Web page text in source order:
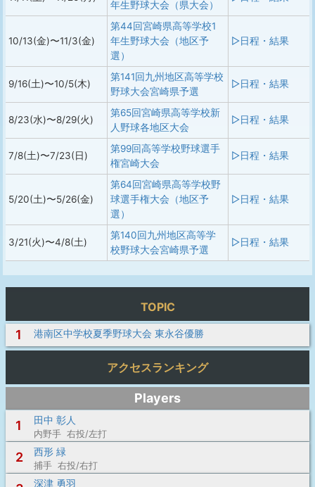
年生野球大会（県大会）
10/13(金)〜11/3(金)
第44回宮崎県高等学校1
年生野球大会（地区予
選）
▷日程・結果
9/16(土)〜10/5(木)
第141回九州地区高等学校
野球大会宮崎県予選
▷日程・結果
8/23(水)〜8/29(火)
第65回宮崎県高等学校新
人野球各地区大会
▷日程・結果
7/8(土)〜7/23(日)
第99回高等学校野球選手
権宮崎大会
▷日程・結果
5/20(土)〜5/26(金)
第64回宮崎県高等学校野
球選手権大会（地区予
選）
▷日程・結果
3/21(火)〜4/8(土)
第140回九州地区高等学
校野球大会宮崎県予選
▷日程・結果
TOPIC
1 港南区中学校夏季野球大会 東永谷優勝
アクセスランキング
Players
1
田中 彰人
内野手 右投/左打
2 西形 緑
捕手 右投/右打
深津 勇羽